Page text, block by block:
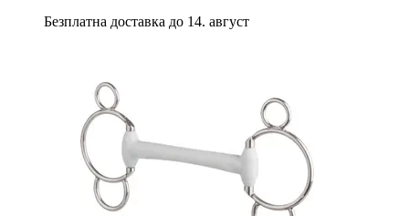
Безплатна доставка до 14. август